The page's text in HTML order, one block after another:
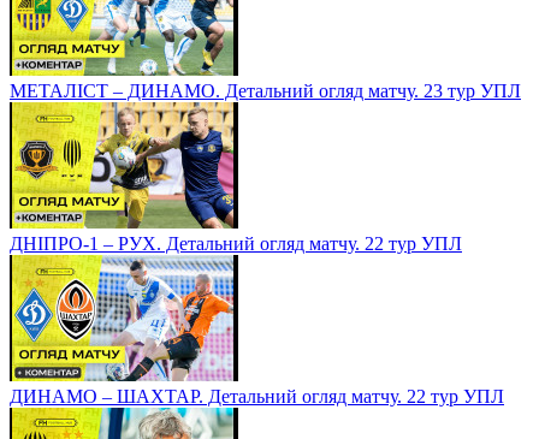
МЕТАЛІСТ – ДИНАМО. Детальний огляд матчу. 23 тур УПЛ
ДНІПРО-1 – РУХ. Детальний огляд матчу. 22 тур УПЛ
ДИНАМО – ШАХТАР. Детальний огляд матчу. 22 тур УПЛ